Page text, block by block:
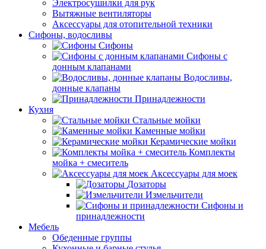
Электросушилки для рук
Вытяжные вентиляторы
Аксессуары для отопительной техники
Сифоны, водосливы
Сифоны
Сифоны с
донным клапанами
Водосливы,
донные клапаны
Принадлежности
Кухня
Стальные мойки
Каменные мойки
Керамические мойки
Комплекты
мойка + смеситель
Аксессуары для моек
Дозаторы
Измельчители
Сифоны и
принадлежности
Мебель
Обеденные группы